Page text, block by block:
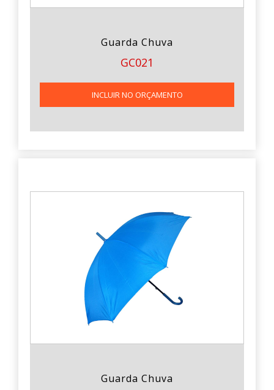
Guarda Chuva
GC021
INCLUIR NO ORÇAMENTO
Guarda Chuva